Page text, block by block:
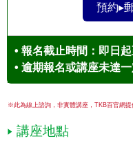
預約▸
• 報名截止時間：即日
• 逾期報名或講座未達
※此為線上諮詢，非實體講座，TKB百官網
講座地點